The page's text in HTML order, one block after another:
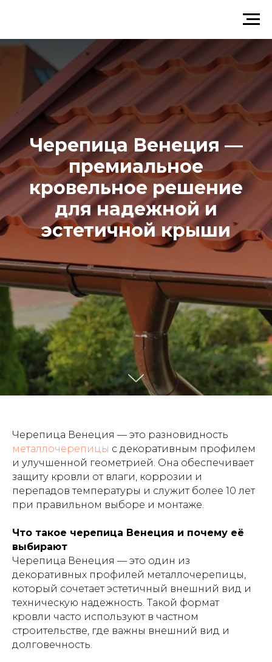
Черепица Венеция —
премиальное
кровельное решение
для надежной и
эстетичной крыши
Черепица Венеция — это разновидность
металлочерепицы с декоративным профилем
и улучшенной геометрией. Она обеспечивает
защиту кровли от влаги, коррозии и
перепадов температуры и служит более 10 лет
при правильном выборе и монтаже.
Что такое черепица Венеция и почему её
выбирают
Черепица Венеция — это один из
декоративных профилей металлочерепицы,
который сочетает эстетичный внешний вид и
техническую надежность. Такой формат
кровли часто используют в частном
строительстве, где важны внешний вид и
долговечность.